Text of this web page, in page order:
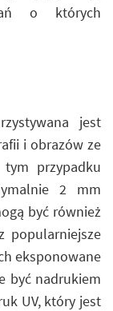
o których
jest
i obrazów ze
przypadku
2 mm
być również
popularniejsze
eksponowane
być nadrukiem
UV, który jest